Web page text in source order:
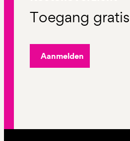
Toegang gratis
Aanmelden